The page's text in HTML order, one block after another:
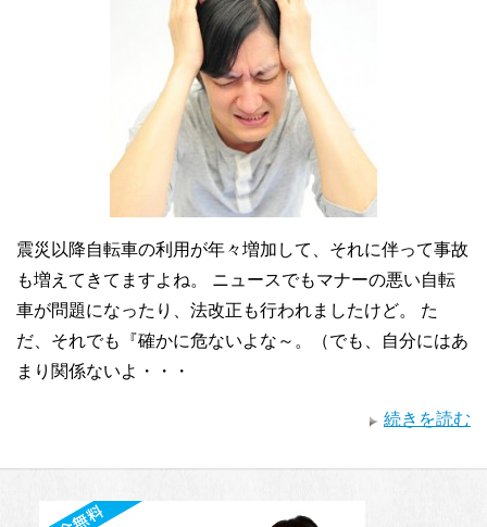
震災以降自転車の利用が年々増加して、それに伴って事故
も増えてきてますよね。 ニュースでもマナーの悪い自転
車が問題になったり、法改正も行われましたけど。 た
だ、それでも『確かに危ないよな～。（でも、自分にはあ
まり関係ないよ・・・
続きを読む